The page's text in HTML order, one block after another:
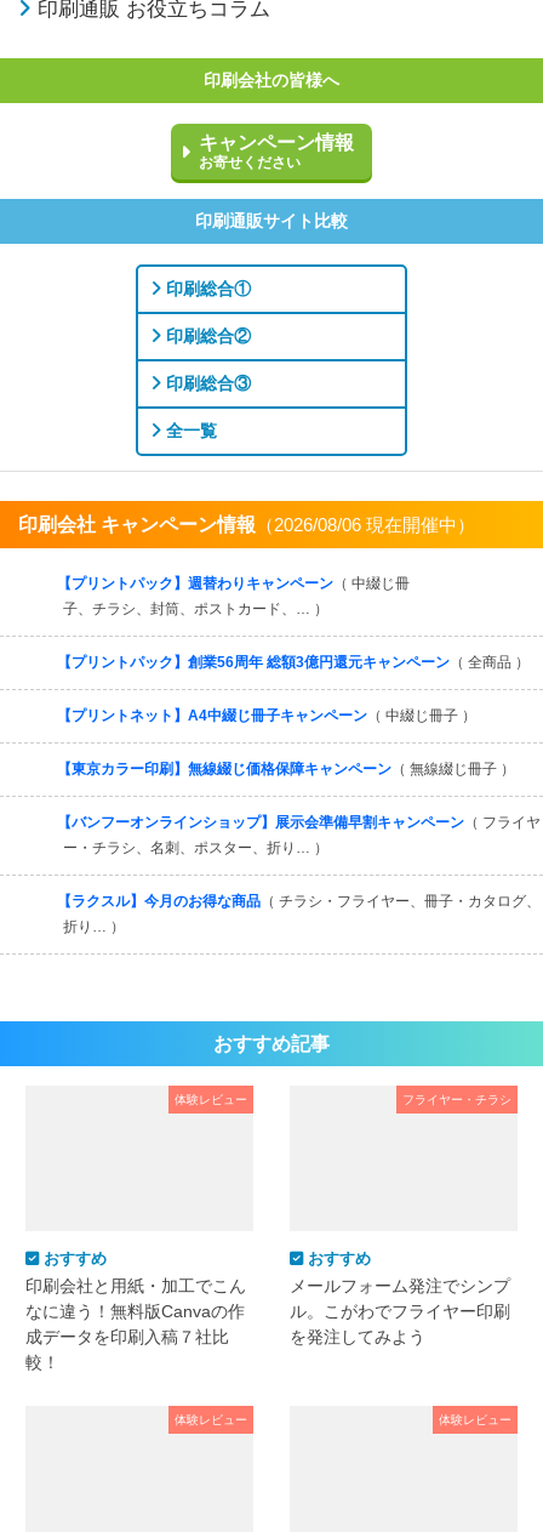
印刷通販 お役立ちコラム
印刷会社の皆様へ
キャンペーン情報
お寄せください
印刷通販サイト比較
印刷総合①
印刷総合②
印刷総合③
全一覧
印刷会社 キャンペーン情報 （2026/08/06 現在開催中）
【プリントパック】週替わりキャンペーン （ 中綴じ冊
子、チラシ、封筒、ポストカード、… ）
【プリントパック】創業56周年 総額3億円還元キャンペーン （ 全商品 ）
【プリントネット】A4中綴じ冊子キャンペーン （ 中綴じ冊子 ）
【東京カラー印刷】無線綴じ価格保障キャンペーン （ 無線綴じ冊子 ）
【バンフーオンラインショップ】展示会準備早割キャンペーン （ フライヤ
ー・チラシ、名刺、ポスター、折り… ）
【ラクスル】今月のお得な商品 （ チラシ・フライヤー、冊子・カタログ、
折り… ）
おすすめ記事
体験レビュー
おすすめ
印刷会社と用紙・加工でこん
なに違う！無料版Canvaの作
成データを印刷入稿７社比
較！
フライヤー・チラシ
おすすめ
メールフォーム発注でシンプ
ル。こがわでフライヤー印刷
を発注してみよう
体験レビュー 体験レビュー